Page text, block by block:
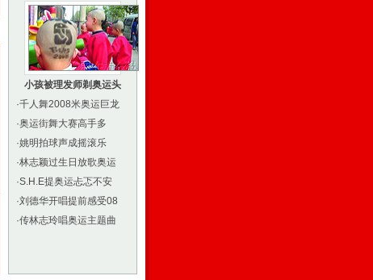
小孩被理发师剃奥运头
·千人舞2008米奥运巨龙
·奥运街舞大赛高手多
·姚明拍球声成摇滚乐
·林志颖过生日放歌奥运
·S.H.E提奥运忐忑不安
·刘德华开唱提前感受08
·传林志玲唱奥运主题曲